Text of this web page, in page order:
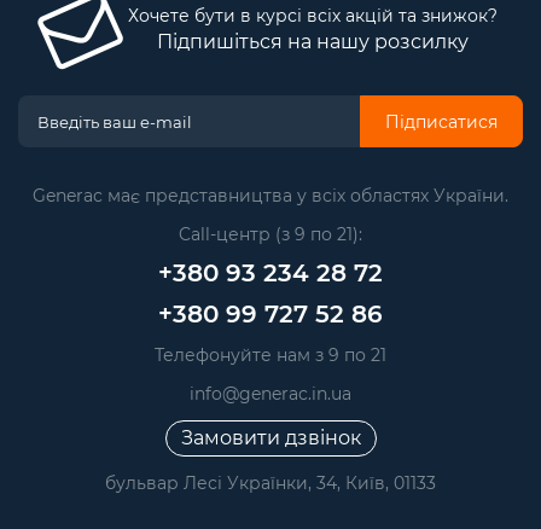
Хочете бути в курсі всіх акцій та знижок?
Підпишіться на нашу розсилку
Підписатися
Generac має представництва у всіх областях України.
Call-центр (з 9 по 21):
+380 93 234 28 72
+380 99 727 52 86
Телефонуйте нам з 9 по 21
info@generac.in.ua
Замовити дзвінок
бульвар Лесі Українки, 34, Київ, 01133